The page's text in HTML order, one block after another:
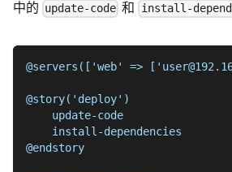
中的 update-code 和 install-
@servers(['web' =>
@story('deploy')
    update-code
    install-dependencies
@endstory